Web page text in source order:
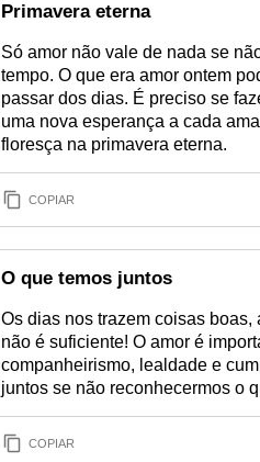
Primavera eterna
Só amor não vale de nada se
tempo. O que era amor ontem
passar dos dias. É preciso se
uma nova esperança a cada
floresça na primavera eterna.
COPIAR
O que temos juntos
Os dias nos trazem coisas
não é suficiente! O amor é
companheirismo, lealdade e
juntos se não reconhecermos o
COPIAR